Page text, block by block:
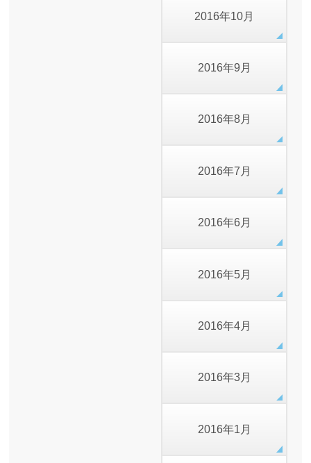
2016年10月
2016年9月
2016年8月
2016年7月
2016年6月
2016年5月
2016年4月
2016年3月
2016年1月